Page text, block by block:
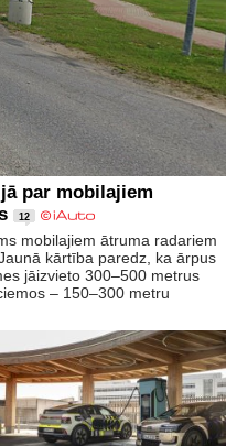
par mobilajiem
12
mobilajiem ātruma radariem
kārtība paredz, ka ārpus
jāizvieto 300–500 metrus
– 150–300 metru